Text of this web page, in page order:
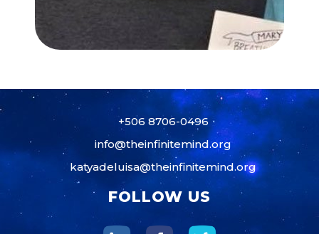
+506 8706-0496
info@theinfinitemind.org
katyadeluisa@theinfinitemind.org
FOLLOW US